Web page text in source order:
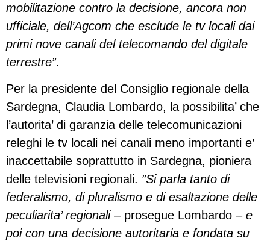
mobilitazione contro la decisione, ancora non
ufficiale, dell’Agcom che esclude le tv locali dai
primi nove canali del telecomando del digitale
terrestre”.
Per la presidente del Consiglio regionale della
Sardegna, Claudia Lombardo, la possibilita’ che
l’autorita’ di garanzia delle telecomunicazioni
releghi le tv locali nei canali meno importanti e’
inaccettabile soprattutto in Sardegna, pioniera
delle televisioni regionali. ”Si parla tanto di
federalismo, di pluralismo e di esaltazione delle
peculiarita’ regionali– prosegue Lombardo – e
poi con una decisione autoritaria e fondata su